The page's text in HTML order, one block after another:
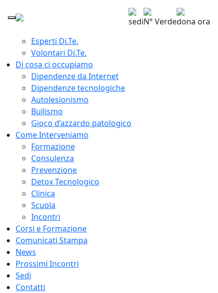
Chi siamo
Esperti Di.Te.
Volontari Di.Te.
Di cosa ci occupiamo
Dipendenze da Internet
Dipendenze tecnologiche
Autolesionismo
Bullismo
Gioco d’azzardo patologico
Come Interveniamo
Formazione
Consulenza
Prevenzione
Detox Tecnologico
Clinica
Scuola
Incontri
Corsi e Formazione
Comunicati Stampa
News
Prossimi Incontri
Sedi
Contatti
sediN° Verdedona ora